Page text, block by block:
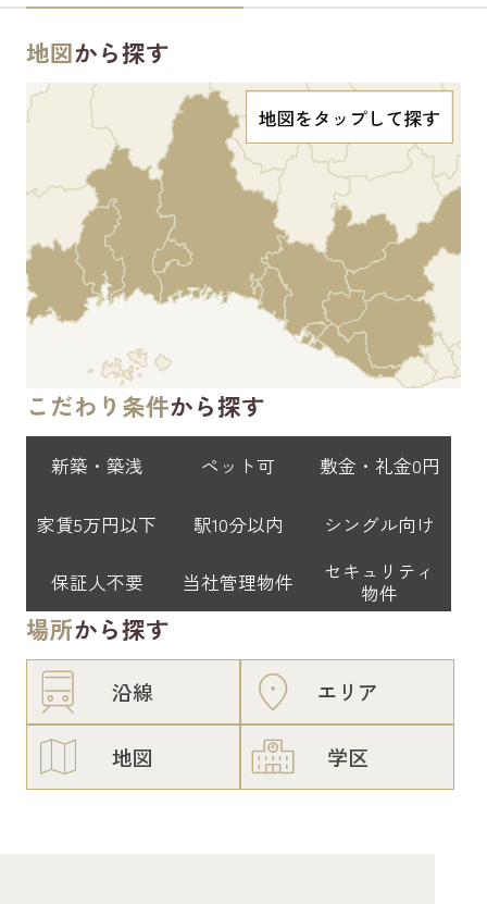
地図から探す
こだわり条件から探す
新築・築浅 ペット可 敷金・礼金0円
家賃5万円以下 駅10分以内 シングル向け
保証人不要 当社管理物件
セキュリティ
物件
場所から探す
沿線 エリア
地図 学区